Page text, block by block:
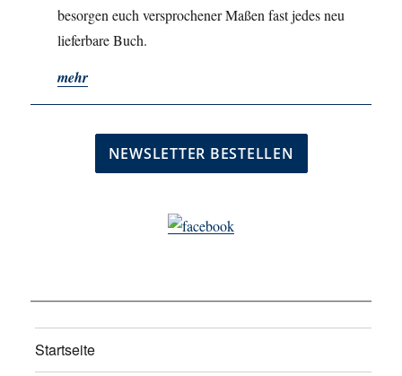
besorgen euch versprochener Maßen fast jedes neu
lieferbare Buch.
mehr
Startseite